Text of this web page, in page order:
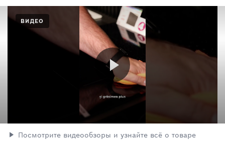
ВИДЕО
Посмотрите видеообзоры и узнайте всё о товаре